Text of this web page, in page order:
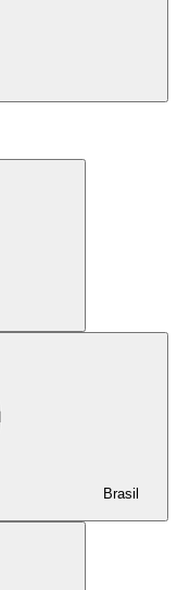
Brasil